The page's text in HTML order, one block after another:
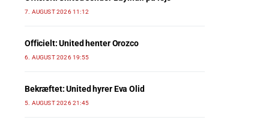
7. AUGUST 2026 11:12
Officielt: United henter Orozco
6. AUGUST 2026 19:55
Bekræftet: United hyrer Eva Olid
5. AUGUST 2026 21:45